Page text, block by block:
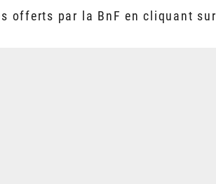
offerts par la BnF en cliquant sur